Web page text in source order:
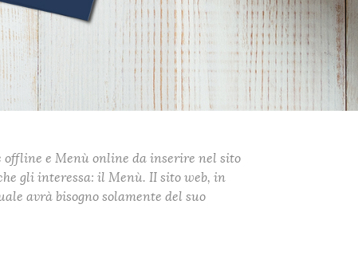
offline e Menù online da inserire nel sito
gli interessa: il Menù. II sito web, in
avrà bisogno solamente del suo